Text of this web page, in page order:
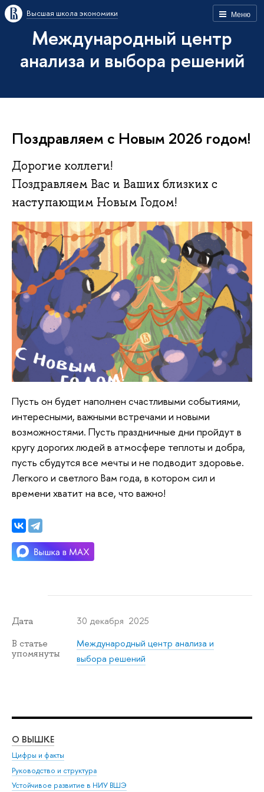
Меню
Высшая школа экономики
Международный центр
анализа и выбора решений
Поздравляем с Новым 2026 годом!
Дорогие коллеги!
Поздравляем Вас и Ваших близких с
наступающим Новым Годом!
Пусть он будет наполнен счастливыми событиями,
интересными, важными встречами и новыми
возможностями. Пусть праздничные дни пройдут в
кругу дорогих людей в атмосфере теплоты и добра,
пусть сбудутся все мечты и не подводит здоровье.
Легкого и светлого Вам года, в котором сил и
времени хватит на все, что важно!
Дата 30 декабря 2025
В статье
упомянуты
Международный центр анализа и
выбора решений
О ВЫШКЕ
Цифры и факты
Руководство и структура
Устойчивое развитие в НИУ ВШЭ